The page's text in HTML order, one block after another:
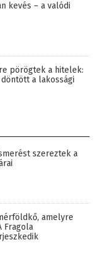
kevés – a valódi
pörögtek a hitelek:
a lakossági
szereztek a
amelyre
Fragola